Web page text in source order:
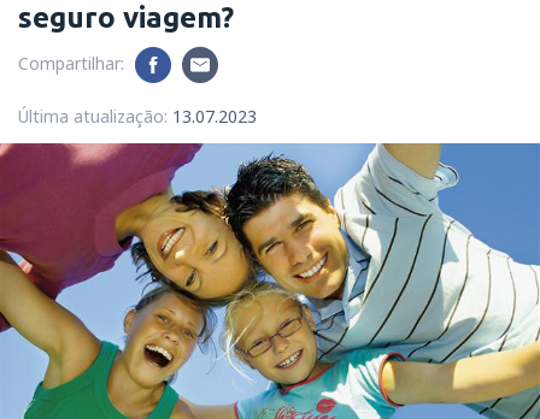
seguro viagem?
Compartilhar:
Última atualização: 13.07.2023